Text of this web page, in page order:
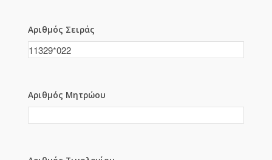
Αριθμός Σειράς
Αριθμός Μητρώου